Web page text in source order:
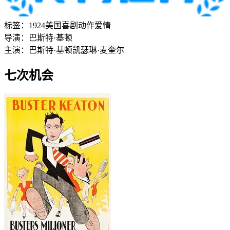
标签： 1924美国喜剧 动作爱情
导演：
巴斯特·基顿
主演：
巴斯特·基顿凯瑟琳·麦奎尔
七次机会